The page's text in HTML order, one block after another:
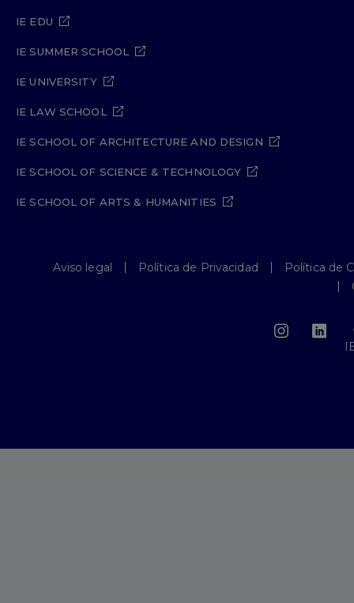
IE EDU
IE SUMMER SCHOOL
IE UNIVERSITY
IE LAW SCHOOL
IE SCHOOL OF ARCHITECTURE AND DESIGN
IE SCHOOL OF SCIENCE & TECHNOLOGY
IE SCHOOL OF ARTS & HUMANITIES
Aviso legal Política de Privacidad
Política de